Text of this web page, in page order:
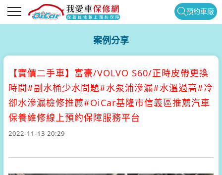
預約車廠
案例分享
【實價二手車】 富豪/VOLVO S60/正時皮帶更換
時間#副水桶少水問題#水泵浦滲漏#水溫過高#冷
卻水滲漏檢修推薦#OiCar基隆市信義區推薦汽車
保養維修線上預約保障服務平台
2022-11-13 20:29